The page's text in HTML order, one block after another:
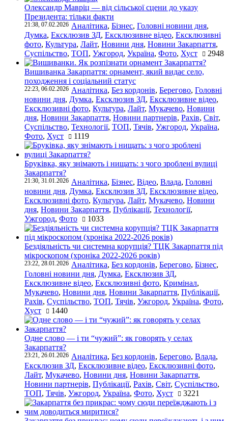
Олександр Мавріц — від сільської сцени до указу
Президента: тільки факти
21:38, 07.02.2026 Аналітика, Бізнес, Головні новини дня,
Думка, Ексклюзив ЗД, Ексклюзивне відео, Ексклюзивні
фото, Культура, Лайт, Новини дня, Новини Закарпаття,
Суспільство, ТОП, Ужгород, Україна, Фото, Хуст 2948
Вишиванка Закарпаття: орнамент, який видає село,
походження і соціальний статус
22:23, 06.02.2026 Аналітика, Без кордонів, Берегово, Головні
новини дня, Думка, Ексклюзив ЗД, Ексклюзивне відео,
Ексклюзивні фото, Культура, Лайт, Мукачево, Новини
дня, Новини Закарпаття, Новини партнерів, Рахів, Світ,
Суспільство, Технології, ТОП, Тячів, Ужгород, Україна,
Фото, Хуст 1119
Бруківка, яку знімають і нищать: з чого зроблені вулиці
Закарпаття?
21:30, 31.01.2026 Аналітика, Бізнес, Відео, Влада, Головні
новини дня, Думка, Ексклюзив ЗД, Ексклюзивне відео,
Ексклюзивні фото, Культура, Лайт, Мукачево, Новини
дня, Новини Закарпаття, Публікації, Технології,
Ужгород, Фото 1033
Бездіяльність чи системна корупція? ТЦК Закарпаття під
мікроскопом (хроніка 2022-2026 років)
23:22, 28.01.2026 Аналітика, Без кордонів, Берегово, Бізнес,
Головні новини дня, Думка, Ексклюзив ЗД,
Ексклюзивне відео, Ексклюзивні фото, Кримінал,
Мукачево, Новини дня, Новини Закарпаття, Публікації,
Рахів, Суспільство, ТОП, Тячів, Ужгород, Україна, Фото,
Хуст
1440
Одне слово — і ти “чужий”: як говорять у селах
Закарпаття?
23:21, 26.01.2026 Аналітика, Без кордонів, Берегово, Влада,
Ексклюзив ЗД, Ексклюзивне відео, Ексклюзивні фото,
Лайт, Мукачево, Новини дня, Новини Закарпаття,
Новини партнерів, Публікації, Рахів, Світ, Суспільство,
ТОП, Тячів, Ужгород, Україна, Фото, Хуст 3221